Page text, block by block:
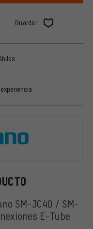
Guardar
SM-JC40 / SM-
E-Tube
Shimano